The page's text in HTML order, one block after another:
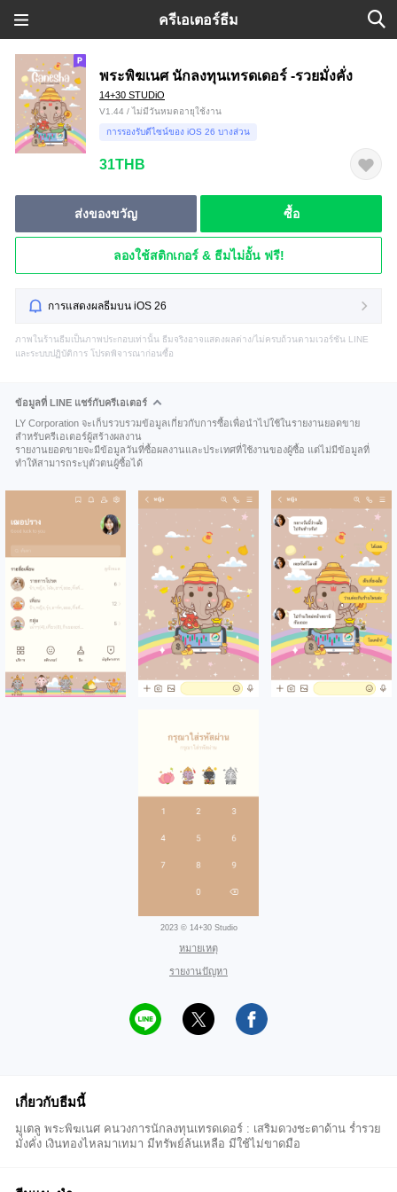
ครีเอเตอร์ธีม
พระพิฆเนศ นักลงทุนเทรดเดอร์ -รวยมั่งคั่ง
14+30 STUDiO
V1.44 / ไม่มีวันหมดอายุใช้งาน
การรองรับดีไซน์ของ iOS 26 บางส่วน
31THB
ส่งของขวัญ ซื้อ
ลองใช้สติกเกอร์ & ธีมไม่อั้น ฟรี!
การแสดงผลธีมบน iOS 26
ภาพในร้านธีมเป็นภาพประกอบเท่านั้น ธีมจริงอาจแสดงผลต่าง/ไม่ครบถ้วนตามเวอร์ชัน LINE
และระบบปฏิบัติการ โปรดพิจารณาก่อนซื้อ
ข้อมูลที่ LINE แชร์กับครีเอเตอร์
LY Corporation จะเก็บรวบรวมข้อมูลเกี่ยวกับการซื้อเพื่อนำไปใช้ในรายงานยอดขาย
สำหรับครีเอเตอร์ผู้สร้างผลงาน
รายงานยอดขายจะมีข้อมูลวันที่ซื้อผลงานและประเทศที่ใช้งานของผู้ซื้อ แต่ไม่มีข้อมูลที่
ทำให้สามารถระบุตัวตนผู้ซื้อได้
2023 © 14+30 Studio
หมายเหตุ
รายงานปัญหา
เกี่ยวกับธีมนี้
มูเตลู พระพิฆเนศ คนวงการนักลงทุนเทรดเดอร์ : เสริมดวงชะตาด้าน ร่ำรวย
มั่งคั่ง เงินทองไหลมาเทมา มีทรัพย์ล้นเหลือ มีใช้ไม่ขาดมือ